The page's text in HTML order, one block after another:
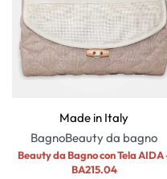
Made in Italy
BagnoBeauty da bagno
Beauty da Bagno con Tela AIDA
BA215.04